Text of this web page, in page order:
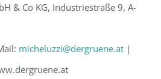
& Co KG, Industriestraße 9, A-
micheluzzi@dergruene.at |